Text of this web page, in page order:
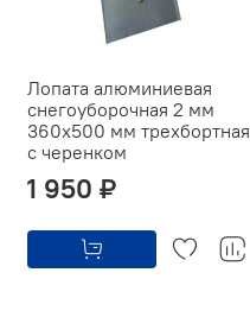
Лопата алюминиевая
снегоуборочная 2 мм
360х500 мм трехбортная
с черенком
1 950 ₽